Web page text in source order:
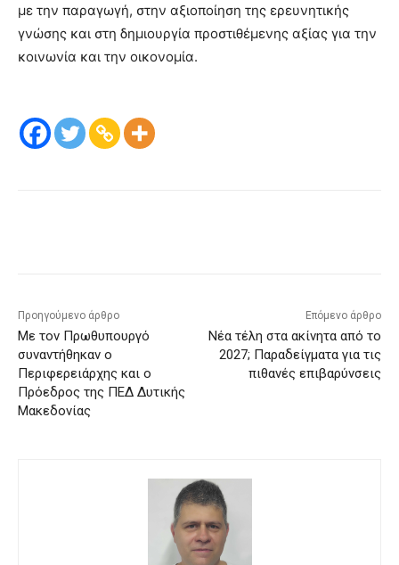
με την παραγωγή, στην αξιοποίηση της ερευνητικής
γνώσης και στη δημιουργία προστιθέμενης αξίας για την
κοινωνία και την οικονομία.
Προηγούμενο άρθρο
Με τον Πρωθυπουργό
συναντήθηκαν ο
Περιφερειάρχης και ο
Πρόεδρος της ΠΕΔ Δυτικής
Μακεδονίας
Επόμενο άρθρο
Νέα τέλη στα ακίνητα από το
2027; Παραδείγματα για τις
πιθανές επιβαρύνσεις